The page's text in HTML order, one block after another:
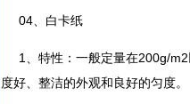
04、白卡纸
1、特性：一般定量在200g/
度好、整洁的外观和良好的匀度。